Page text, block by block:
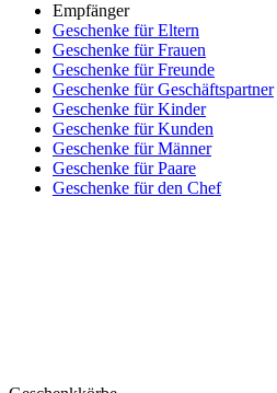
Empfänger
Geschenke für Eltern
Geschenke für Frauen
Geschenke für Freunde
Geschenke für Geschäftspartner
Geschenke für Kinder
Geschenke für Kunden
Geschenke für Männer
Geschenke für Paare
Geschenke für den Chef